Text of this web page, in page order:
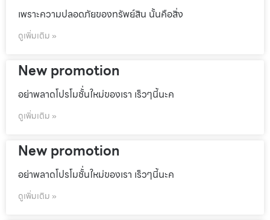
เพราะความปลอดภัยของทรัพย์สิน นั้นคือสิ่ง
ดูเพิ่มเติม »
New promotion
อย่าพลาดโปรโมชั้่นใหม่ของเรา เร็วๆนี้นะค
ดูเพิ่มเติม »
New promotion
อย่าพลาดโปรโมชั้่นใหม่ของเรา เร็วๆนี้นะค
ดูเพิ่มเติม »